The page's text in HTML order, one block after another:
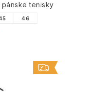
pánske tenisky
46